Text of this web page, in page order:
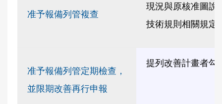
准予報備列管複查
現況與原核准圖說
技術規則相關規定
准予報備列管定期檢查，
並限期改善再行申報
提列改善計畫者勾